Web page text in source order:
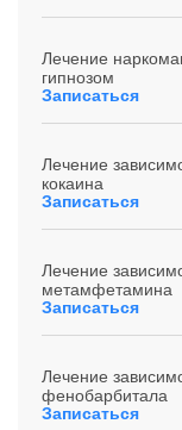
Лечение
гипнозом
Записаться
Лечение
кокаина
Записаться
Лечение
метамфетамина
Записаться
Лечение
фенобарбитала
Записаться